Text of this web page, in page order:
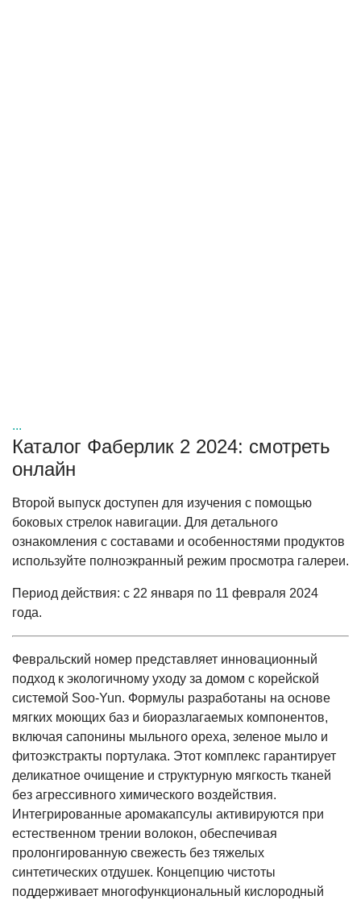
...
Каталог Фаберлик 2 2024: смотреть
онлайн
Второй выпуск доступен для изучения с помощью
боковых стрелок навигации. Для детального
ознакомления с составами и особенностями продуктов
используйте полноэкранный режим просмотра галереи.
Период действия: с 22 января по 11 февраля 2024
года.
Февральский номер представляет инновационный
подход к экологичному уходу за домом с корейской
системой Soo-Yun. Формулы разработаны на основе
мягких моющих баз и биоразлагаемых компонентов,
включая сапонины мыльного ореха, зеленое мыло и
фитоэкстракты портулака. Этот комплекс гарантирует
деликатное очищение и структурную мягкость тканей
без агрессивного химического воздействия.
Интегрированные аромакапсулы активируются при
естественном трении волокон, обеспечивая
пролонгированную свежесть без тяжелых
синтетических отдушек. Концепцию чистоты
поддерживает многофункциональный кислородный